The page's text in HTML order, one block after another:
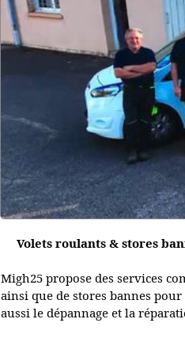
Volets roulants & stores
Migh25 propose des services
ainsi que de stores bannes
aussi le dépannage et la